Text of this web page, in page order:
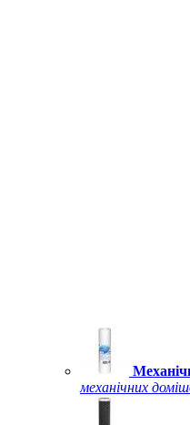
механічних